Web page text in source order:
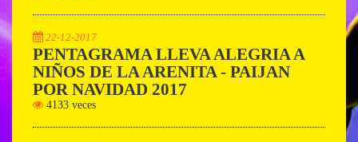
22-12-2017
PENTAGRAMA LLEVA ALEGRIA A
NIÑOS DE LA ARENITA - PAIJAN
POR NAVIDAD 2017
4133 veces